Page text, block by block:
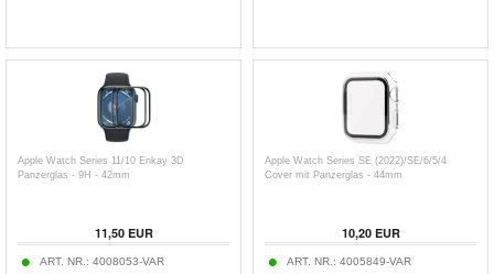
Apple Watch Series 11/10 Enkay 3D
Panzerglas - 9H - 42mm
11,50EUR
ART. NR.: 4008053-VAR
Apple Watch Series SE (2022)/SE/6/5/4
Cover mit Panzerglas - 44mm
10,20EUR
ART. NR.: 4005849-VAR